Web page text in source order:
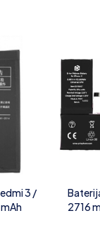
3 /
2716